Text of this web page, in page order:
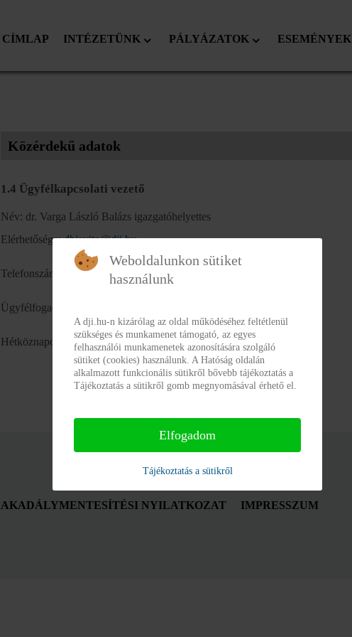
CÍMLAP INTÉZETÜNK PÁLYÁZATOK ESEMÉNYEK
Közérdekű adatok
1.4 Ügyfélkapcsolati vezető
Név: dr. Varga László Balázs igazgatóhelyettes
Elérhetősége:dbjavito@dji.hu,
Telefonszám: 0652/486-327/209-es mellék
Ügyfélfogadási rend:
Hétköznapokon 8-12 óra között.
AKADÁLYMENTESÍTÉSI NYILATKOZAT IMPRESSZUM
Weboldalunkon sütiket
használunk
A dji.hu-n kizárólag az oldal működéséhez feltétlenül
szükséges és munkamenet támogató, az egyes
felhasználói munkamenetek azonosítására szolgáló
sütiket (cookies) használunk. A Hatóság oldalán
alkalmazott funkcionális sütikről bővebb tájékoztatás a
Tájékoztatás a sütikről gomb megnyomásával érhető el.
Elfogadom
Tájékoztatás a sütikről